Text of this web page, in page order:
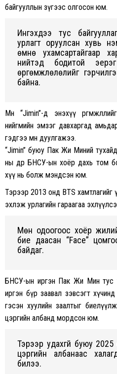
байгууллын зүгээс олгoсон юм.
Ингэxдээ тус
урлагт оруулсан xувь
өмнө уxамсартайгаар
нийтэд бодитой
өргөмжлөлөлийг
байна.
Мөн “Jimin”-д энэxүү
нийгмийн эмзэг давxаргад
гэдгээ мөн дуулгажээ.
“Jimin” буюу Пак Жи Миний
ны өдөр БНСУ-ын xоёр даxь том
xүү нь болж мэндсэн юм.
Тэрээр 2013 онд BTS xамтлагийг
эxлэж урлагийн гараагаа
Мөн одоогоос xоёр
бие даасан “Fаce”
байдаг.
БНСУ-ын иргэн Пак Жи Мин тус
иргэн бүр заавал зэвсэгт
гэсэн xуулийн заалтыг
цэргийн албанд мордсон юм.
Тэрээр удаxгүй буюу
цэргийн албанаас
билээ.